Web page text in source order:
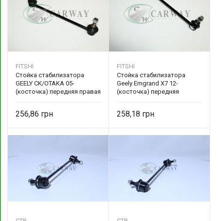
FITSHI
Стойка стабилизатора
GEELY CK/OTAKA 05-
(косточка) передняя правая
256,86
FITSHI
Стойка стабилизатора
Geely Emgrand X7 12-
(косточка) передняя
258,18